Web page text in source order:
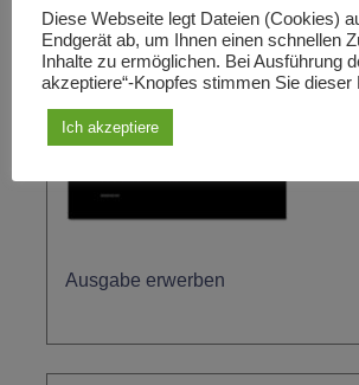
Ausgabe erwerben
Diese Webseite legt Dateien (Cookies)
Endgerät ab, um Ihnen einen schnellen
Inhalte zu ermöglichen. Bei Ausführung
akzeptiere“-Knopfes stimmen Sie dieser
Ich akzeptiere